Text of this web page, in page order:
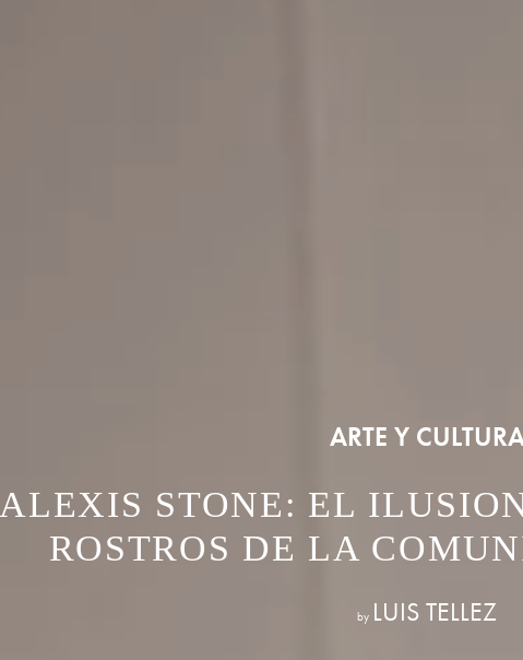
ARTE Y
ALEXIS STONE: EL
ROSTROS DE LA
by LUIS TELLEZ